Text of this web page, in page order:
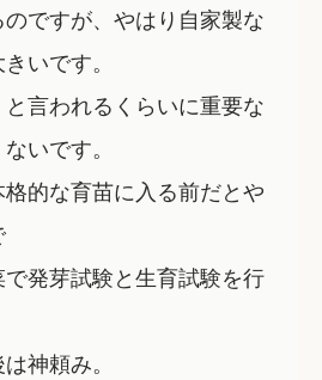
ですが、やはり自家製な
いです。
言われるくらいに重要な
いです。
的な育苗に入る前だとや
発芽試験と生育試験を行
神頼み。